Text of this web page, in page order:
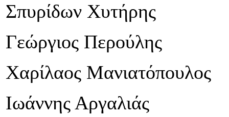
Σπυρίδων Χυτήρης
Γεώργιος Περούλης
Χαρίλαος Μανιατόπουλος
Ιωάννης Αργαλιάς